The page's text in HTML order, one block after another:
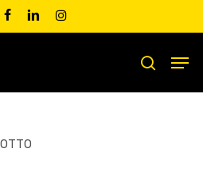
facebooklinkedininstagram
search